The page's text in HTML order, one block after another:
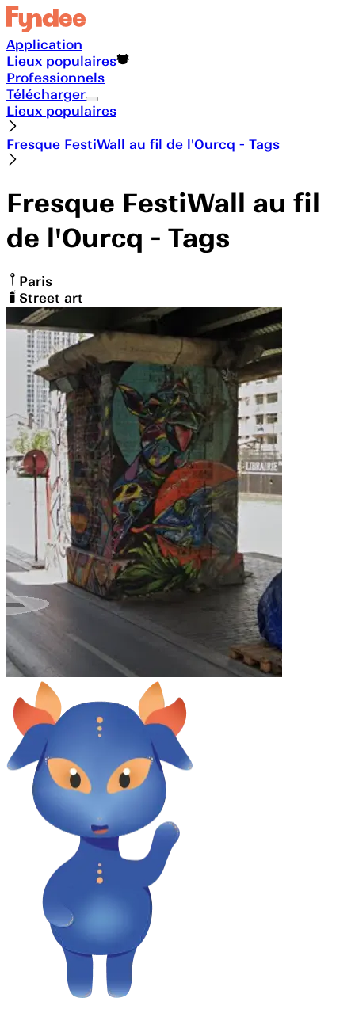
Application
Lieux populaires
Professionnels
Télécharger
Lieux populaires
Fresque FestiWall au fil de l'Ourcq - Tags
Fresque FestiWall au fil
de l'Ourcq - Tags
Paris
Street art